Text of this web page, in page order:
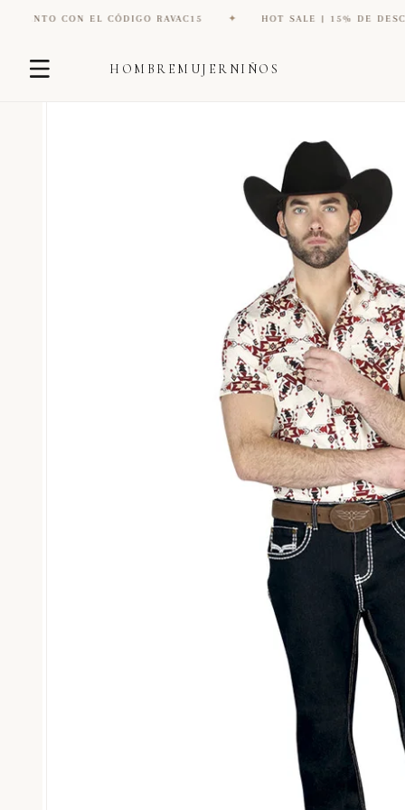
directamente
al contenido
CON EL CÓDIGO RAVAC15 ✦ HOT SALE | 15% DE DESCUENTO
HOMBRE MUJER NIÑOS
directamente